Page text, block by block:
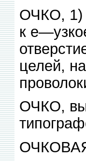
ОЧКО, 1)
к
целей,
ОЧКО,